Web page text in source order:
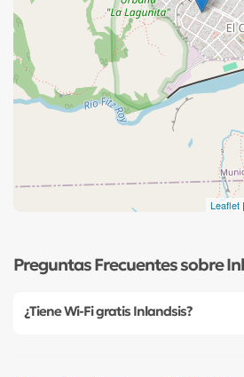
Leaflet
Preguntas Frecuentes sobre
¿Tiene Wi-Fi gratis Inlandsis?